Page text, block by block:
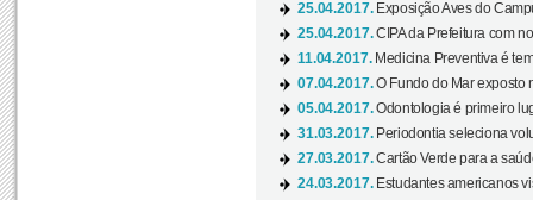
25.04.2017. Exposição Aves do
25.04.2017.CIPA da Prefeitura com
11.04.2017. Medicina Preventiva é
07.04.2017.O Fundo do Mar exposto
05.04.2017.Odontologia é primeiro
31.03.2017. Periodontia seleciona
27.03.2017.Cartão Verde para a
24.03.2017. Estudantes americanos